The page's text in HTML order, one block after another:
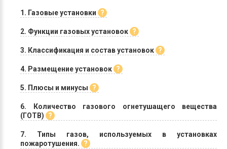
1. Газовые установки
2. Функции газовых установок
3. Классификация и состав установок
4. Размещение установок
5. Плюсы и минусы
6. Количество газового огнетушащего вещества
(ГОТВ)
7. Типы газов, используемых в установках
пожаротушения.